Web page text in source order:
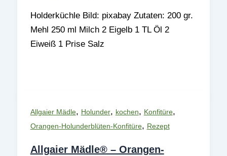
Holderküchle Bild: pixabay Zutaten: 200 gr.
Mehl 250 ml Milch 2 Eigelb 1 TL Öl 2
Eiweiß 1 Prise Salz
Allgaier Mädle, Holunder, kochen, Konfitüre,
Orangen-Holunderblüten-Konfitüre, Rezept
Allgaier Mädle® – Orangen-